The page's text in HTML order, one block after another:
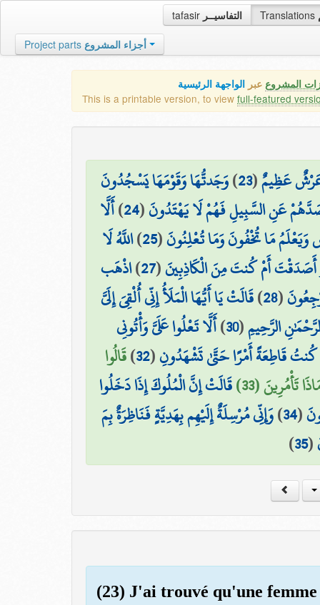
tafasir التفاسيــر Translations
Project parts أجزاء المشروع
المشروع عبر الواجهة الرئيسية
This is a printable version, to view full-featured
عَرْشٌ عَظِيمٌ(
23
)وَجَدتُّهَا وَقَوْمَهَا يَسْجُدُونَ
عَنِ السَّبِيلِ فَهُمْ لَا يَهْتَدُونَ(
24
)أَلَّا
مَا تُخْفُونَ وَمَا تُعْلِنُونَ(
25
)اللَّهُ لَا
أَمْ كُنتَ مِنَ الْكَاذِبِينَ(
27
)اذْهَب
(
28
)قَالَتْ يَا أَيُّهَا الْمَلَأُ إِنِّي أُلْقِيَ إِلَيَّ
الرَّحِيمِ(
30
)أَلَّا تَعْلُوا عَلَيَّ وَأْتُونِي
كُنتُ قَاطِعَةً أَمْرًا حَتَّىٰ تَشْهَدُونِ(
32
)قَالُوا
تَأْمُرِينَ (33)
قَالَتْ إِنَّ الْمُلُوكَ إِذَا دَخَلُوا
(
34
)وَإِنِّي مُرْسِلَةٌ إِلَيْهِم بِهَدِيَّةٍ فَنَاظِرَةٌ بِمَ
(
35
)
(23) J'ai trouvé qu'une